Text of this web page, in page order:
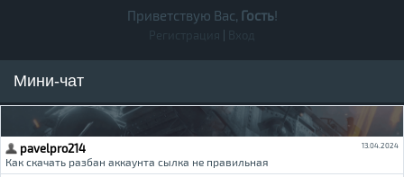
Приветствую Вас, Гость!
Мини-чат